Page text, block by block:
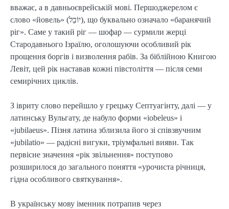
вважає, а в давньоєврейській мові. Першоджерелом є
слово «йовель» (יוֹבֵל), що буквально означало «баранячий
ріг». Саме у такий ріг — шофар — сурмили жерці
Стародавнього Ізраїлю, оголошуючи особливий рік
прощення боргів і визволення рабів. За біблійною Книгою
Левіт, цей рік наставав кожні півстоліття — після семи
семирічних циклів.
З івриту слово перейшло у грецьку Септуагінту, далі — у
латинську Вульгату, де набуло форми «iobeleus» і
«jubilaeus». Пізня латина зблизила його зі співзвучним
«jubilatio» — радісні вигуки, тріумфальні вияви. Так
первісне значення «рік звільнення» поступово
розширилося до загального поняття «урочиста річниця,
гідна особливого святкування».
В українську мову іменник потрапив через